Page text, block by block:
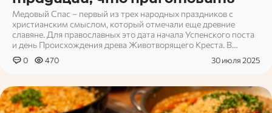
Медовый Спас – первый из трех народных праздников с
христианским смыслом, который отмечали еще древние
славяне. Для православных это дата начала Успенского поста
и день Происхождения древа Животворящего Креста. В
материале разберемся, в чем суть этого дня, как его отмечать
и что подать к столу.
0 470 30 июля 2025